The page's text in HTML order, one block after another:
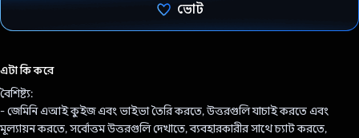
ভোট
এটা কি করে
বৈশিষ্ট্য:
- জেমিনি এআই কুইজ এবং ভাইভা তৈরি করতে, উত্তরগুলি যাচাই করতে এবং
মূল্যায়ন করতে, সর্বোত্তম উত্তরগুলি দেখাতে, ব্যবহারকারীর সাথে চ্যাট করতে,